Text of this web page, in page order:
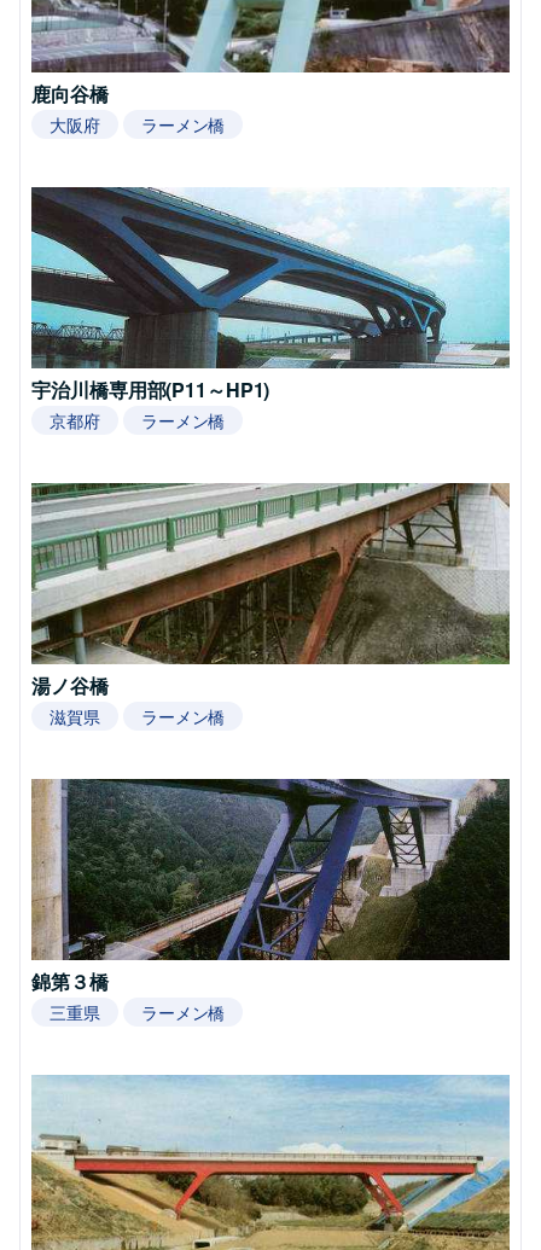
鹿向谷橋
大阪府 ラーメン橋
宇治川橋専用部(P11～HP1)
京都府 ラーメン橋
湯ノ谷橋
滋賀県 ラーメン橋
錦第３橋
三重県 ラーメン橋